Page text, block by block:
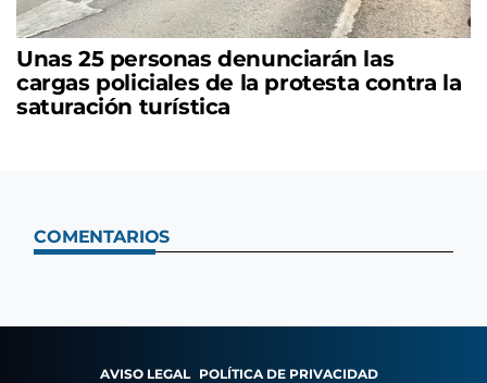
Unas 25 personas denunciarán las
cargas policiales de la protesta contra la
saturación turística
COMENTARIOS
AVISO LEGAL POLÍTICA DE PRIVACIDAD